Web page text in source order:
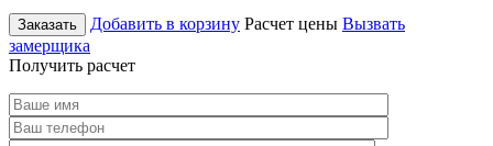
Заказать Добавить в корзину Расчет цены Вызвать
замерщика
Получить расчет